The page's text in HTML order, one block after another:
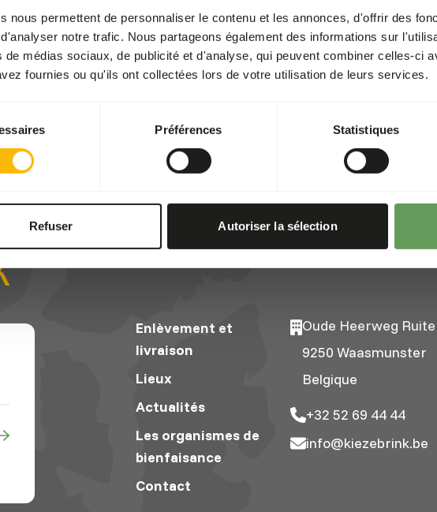
nous permettent de personnaliser le contenu et les annonces, d'offrir des
notre trafic. Nous partageons également des informations sur
de médias sociaux, de publicité et d'analyse, qui peuvent combiner celles-ci
fournies ou qu'ils ont collectées lors de votre utilisation de leurs services.
Préférences Statistiques
Refuser Autoriser la sélection
Semaine 35
Semaine 34 - jeu. 20/08/2026
Enlèvement et
livraison
Lieux
Actualités
Les organismes de
bienfaisance
Contact
Oude Heerweg
9250 Waasmunster
Belgique
+32 52 69 44 44
info@kiezebrink.be